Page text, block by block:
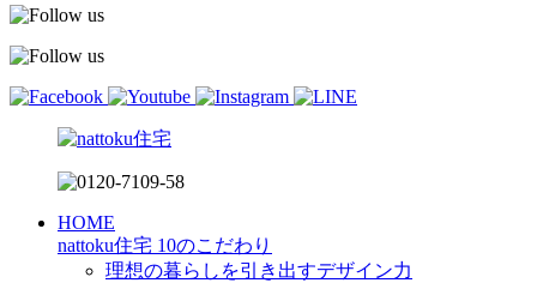
HOME
nattoku住宅 10のこだわり
理想の暮らしを引き出すデザイン力